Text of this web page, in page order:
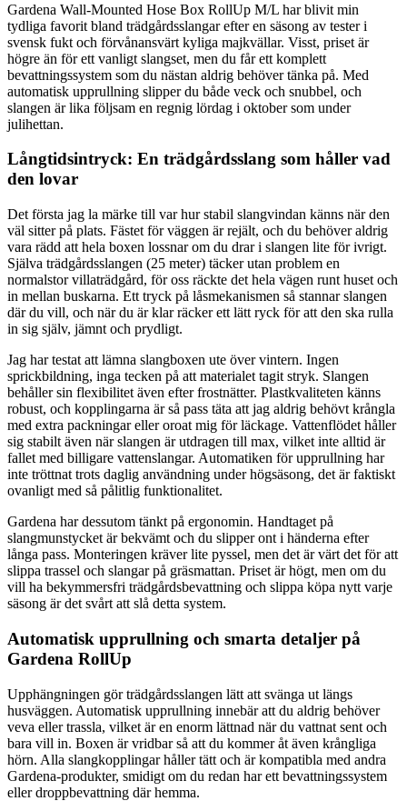
Gardena Wall-Mounted Hose Box RollUp M/L har blivit min
tydliga favorit bland trädgårdsslangar efter en säsong av tester i
svensk fukt och förvånansvärt kyliga majkvällar. Visst, priset är
högre än för ett vanligt slangset, men du får ett komplett
bevattningssystem som du nästan aldrig behöver tänka på. Med
automatisk upprullning slipper du både veck och snubbel, och
slangen är lika följsam en regnig lördag i oktober som under
julihettan.
Långtidsintryck: En trädgårdsslang som håller vad
den lovar
Det första jag la märke till var hur stabil slangvindan känns när den
väl sitter på plats. Fästet för väggen är rejält, och du behöver aldrig
vara rädd att hela boxen lossnar om du drar i slangen lite för ivrigt.
Själva trädgårdsslangen (25 meter) täcker utan problem en
normalstor villaträdgård, för oss räckte det hela vägen runt huset och
in mellan buskarna. Ett tryck på låsmekanismen så stannar slangen
där du vill, och när du är klar räcker ett lätt ryck för att den ska rulla
in sig själv, jämnt och prydligt.
Jag har testat att lämna slangboxen ute över vintern. Ingen
sprickbildning, inga tecken på att materialet tagit stryk. Slangen
behåller sin flexibilitet även efter frostnätter. Plastkvaliteten känns
robust, och kopplingarna är så pass täta att jag aldrig behövt krångla
med extra packningar eller oroat mig för läckage. Vattenflödet håller
sig stabilt även när slangen är utdragen till max, vilket inte alltid är
fallet med billigare vattenslangar. Automatiken för upprullning har
inte tröttnat trots daglig användning under högsäsong, det är faktiskt
ovanligt med så pålitlig funktionalitet.
Gardena har dessutom tänkt på ergonomin. Handtaget på
slangmunstycket är bekvämt och du slipper ont i händerna efter
långa pass. Monteringen kräver lite pyssel, men det är värt det för att
slippa trassel och slangar på gräsmattan. Priset är högt, men om du
vill ha bekymmersfri trädgårdsbevattning och slippa köpa nytt varje
säsong är det svårt att slå detta system.
Automatisk upprullning och smarta detaljer på
Gardena RollUp
Upphängningen gör trädgårdsslangen lätt att svänga ut längs
husväggen. Automatisk upprullning innebär att du aldrig behöver
veva eller trassla, vilket är en enorm lättnad när du vattnat sent och
bara vill in. Boxen är vridbar så att du kommer åt även krångliga
hörn. Alla slangkopplingar håller tätt och är kompatibla med andra
Gardena-produkter, smidigt om du redan har ett bevattningssystem
eller droppbevattning där hemma.